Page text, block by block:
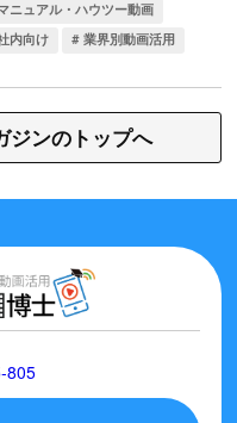
ジンのトップへ
805